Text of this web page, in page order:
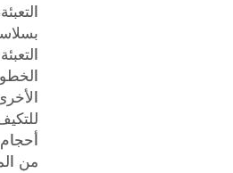
من